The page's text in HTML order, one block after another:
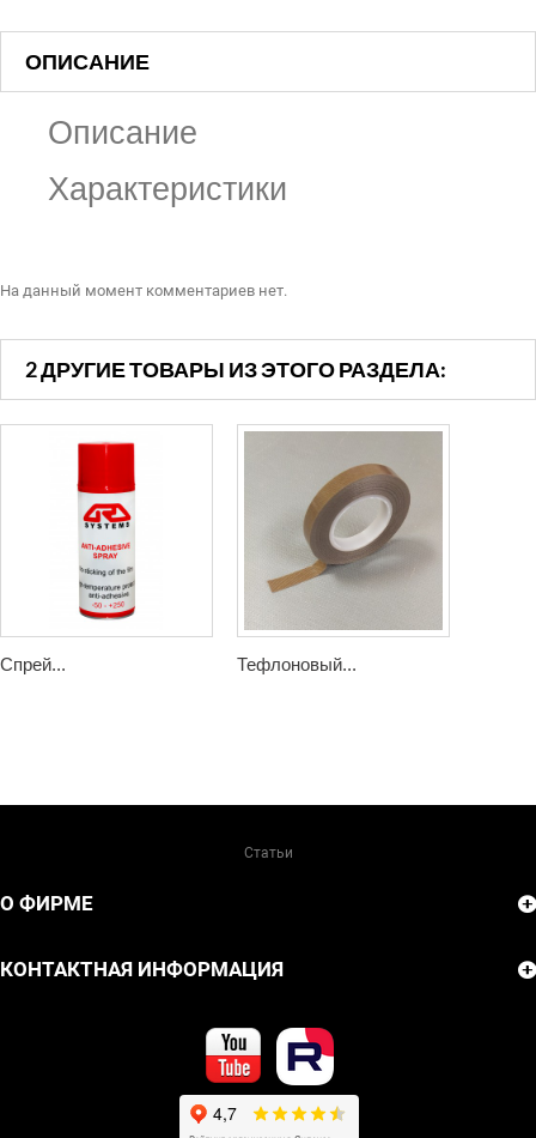
ОПИСАНИЕ
Описание
Характеристики
На данный момент комментариев нет.
2 ДРУГИЕ ТОВАРЫ ИЗ ЭТОГО РАЗДЕЛА:
Спрей... Тефлоновый...
Статьи
О ФИРМЕ
КОНТАКТНАЯ ИНФОРМАЦИЯ